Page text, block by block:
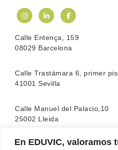
En EDUVIC, valoramos
Calle Entença, 159
08029 Barcelona
Calle Trastámara 6, primer
41001 Sevilla
Calle Manuel del Palacio,10
25002 Lleida
La escuela cuenta con la